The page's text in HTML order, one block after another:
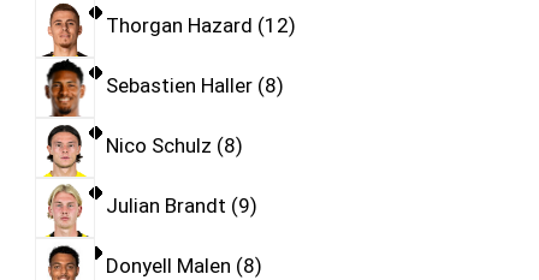
Thorgan Hazard 12
Sebastien Haller 8
Nico Schulz 8
Julian Brandt 9
Donyell Malen 8